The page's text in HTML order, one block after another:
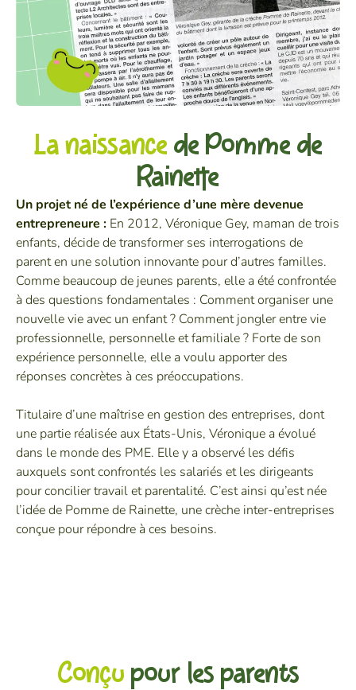
Espace Parent
F.A.Q
La naissance de Pomme de
Rainette
Un projet né de l’expérience d’une mère devenue
entrepreneure : En 2012, Véronique Gey, maman de trois
enfants, décide de transformer ses interrogations de
parent en une solution innovante pour d’autres familles.
Comme beaucoup de jeunes parents, elle a été confrontée
à des questions fondamentales : Comment organiser une
nouvelle vie avec un enfant ? Comment jongler entre vie
professionnelle, personnelle et familiale ? Forte de son
expérience personnelle, elle a voulu apporter des
réponses concrètes à ces préoccupations.
Titulaire d’une maîtrise en gestion des entreprises, dont
une partie réalisée aux États-Unis, Véronique a évolué
dans le monde des PME. Elle y a observé les défis
auxquels sont confrontés les salariés et les dirigeants
pour concilier travail et parentalité. C’est ainsi qu’est née
l’idée de Pomme de Rainette, une crèche inter-entreprises
conçue pour répondre à ces besoins.
Conçu pour les parents